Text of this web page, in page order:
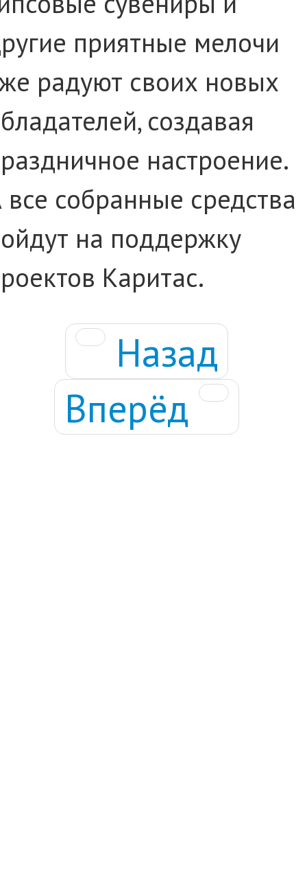
приятные мелочи
радуют своих новых
создавая
настроение.
все собранные средства
на поддержку
Каритас.
Назад
Вперёд